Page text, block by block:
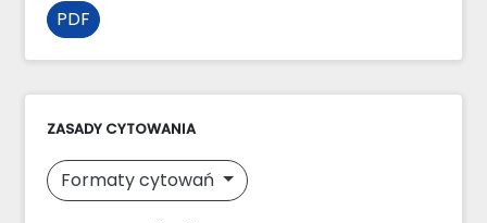
PDF
ZASADY CYTOWANIA
Formaty cytowań